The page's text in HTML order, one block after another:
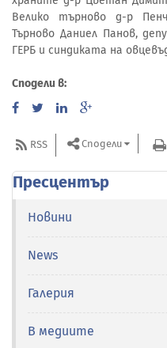
Велико търново д-р
Търново Даниел Панов,
ГЕРБ и синдиката на
Сподели в:
RSS Сподели
Пресцентър
Новини
News
Галерия
В медиите